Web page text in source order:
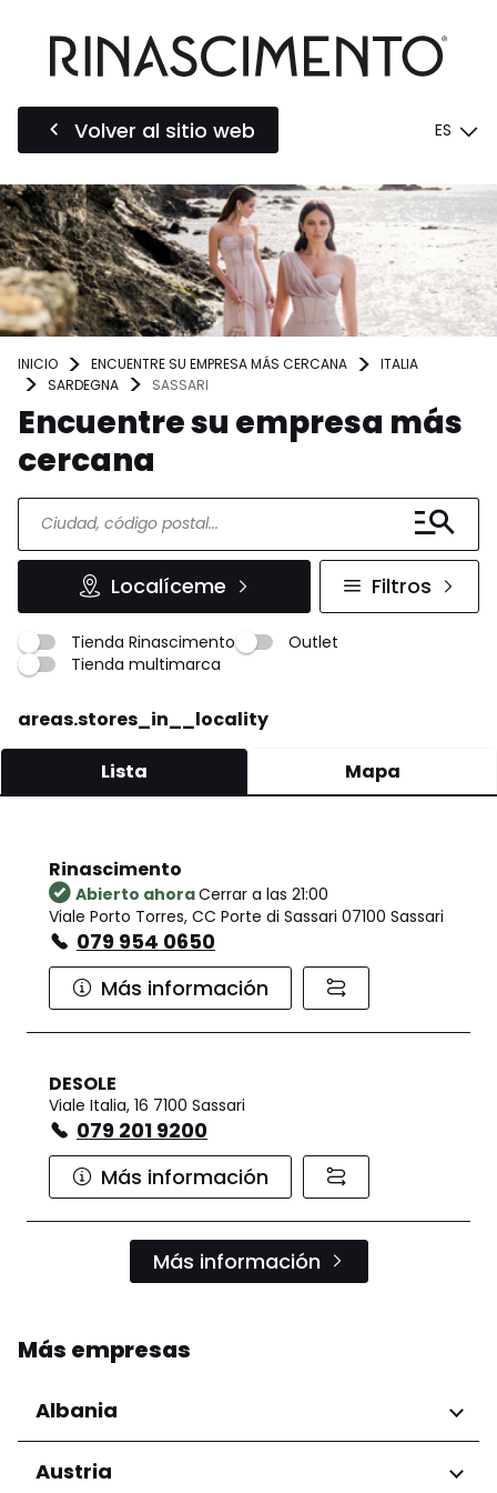
Volver al sitio web ES
INICIO ENCUENTRE SU EMPRESA MÁS CERCANA
ITALIA
SARDEGNA
SASSARI
Encuentre su empresa más
cercana
Localíceme Filtros
Tienda Rinascimento
Outlet
Tienda multimarca
areas.stores_in__locality
Lista Mapa
Rinascimento
Abierto ahoraCerrar a las 21:00
Viale Porto Torres, CC Porte di Sassari 07100 Sassari
079 954 0650
Más información
DESOLE
Viale Italia, 16 7100 Sassari
079 201 9200
Más información
Más información
Más empresas
Albania
Regiones
Austria